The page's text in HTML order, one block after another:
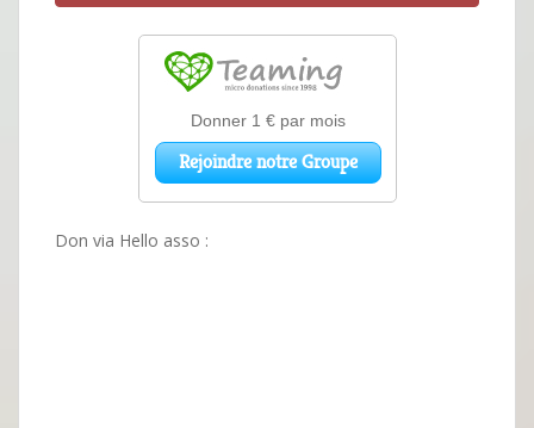
Don via Hello asso :